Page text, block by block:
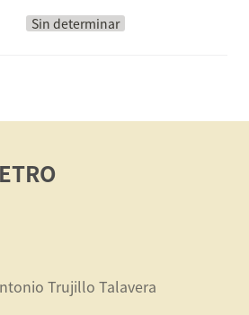
Sin determinar
Trujillo Talavera